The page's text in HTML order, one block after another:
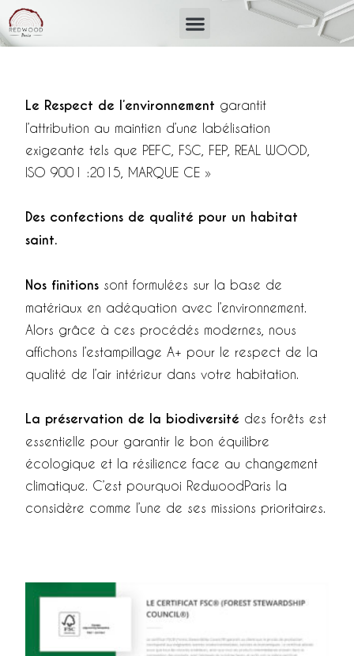
Le Respect de l’environnement garantit
l’attribution au maintien d’une labélisation
exigeante tels que PEFC, FSC, FEP, REAL WOOD,
ISO 9001 :2015, MARQUE CE »
Des confections de qualité pour un habitat
saint.
Nos finitions sont formulées sur la base de
matériaux en adéquation avec l’environnement.
Alors grâce à ces procédés modernes, nous
affichons l’estampillage A+ pour le respect de la
qualité de l’air intérieur dans votre habitation.
La préservation de la biodiversité des forêts est
essentielle pour garantir le bon équilibre
écologique et la résilience face au changement
climatique. C’est pourquoi RedwoodParis la
considère comme l’une de ses missions prioritaires.